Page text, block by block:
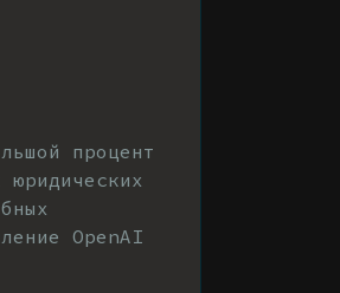
процент
OpenAI